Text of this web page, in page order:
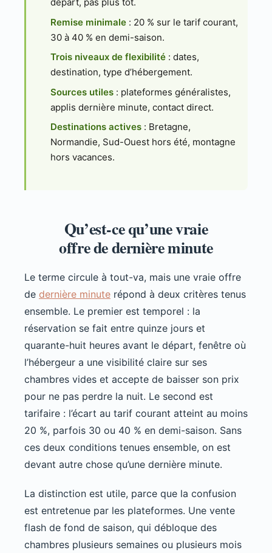
Remise minimale : 20 % sur le tarif courant,
30 à 40 % en demi-saison.
Trois niveaux de flexibilité : dates,
destination, type d’hébergement.
Sources utiles : plateformes généralistes,
applis dernière minute, contact direct.
Destinations actives : Bretagne,
Normandie, Sud-Ouest hors été, montagne
hors vacances.
Qu’est-ce qu’une vraie
offre de dernière minute
Le terme circule à tout-va, mais une vraie offre
de dernière minute répond à deux critères tenus
ensemble. Le premier est temporel : la
réservation se fait entre quinze jours et
quarante-huit heures avant le départ, fenêtre où
l’hébergeur a une visibilité claire sur ses
chambres vides et accepte de baisser son prix
pour ne pas perdre la nuit. Le second est
tarifaire : l’écart au tarif courant atteint au moins
20 %, parfois 30 ou 40 % en demi-saison. Sans
ces deux conditions tenues ensemble, on est
devant autre chose qu’une dernière minute.
La distinction est utile, parce que la confusion
est entretenue par les plateformes. Une vente
flash de fond de saison, qui débloque des
chambres plusieurs semaines ou plusieurs mois